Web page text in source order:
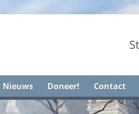
Nieuws Doneer! Contact